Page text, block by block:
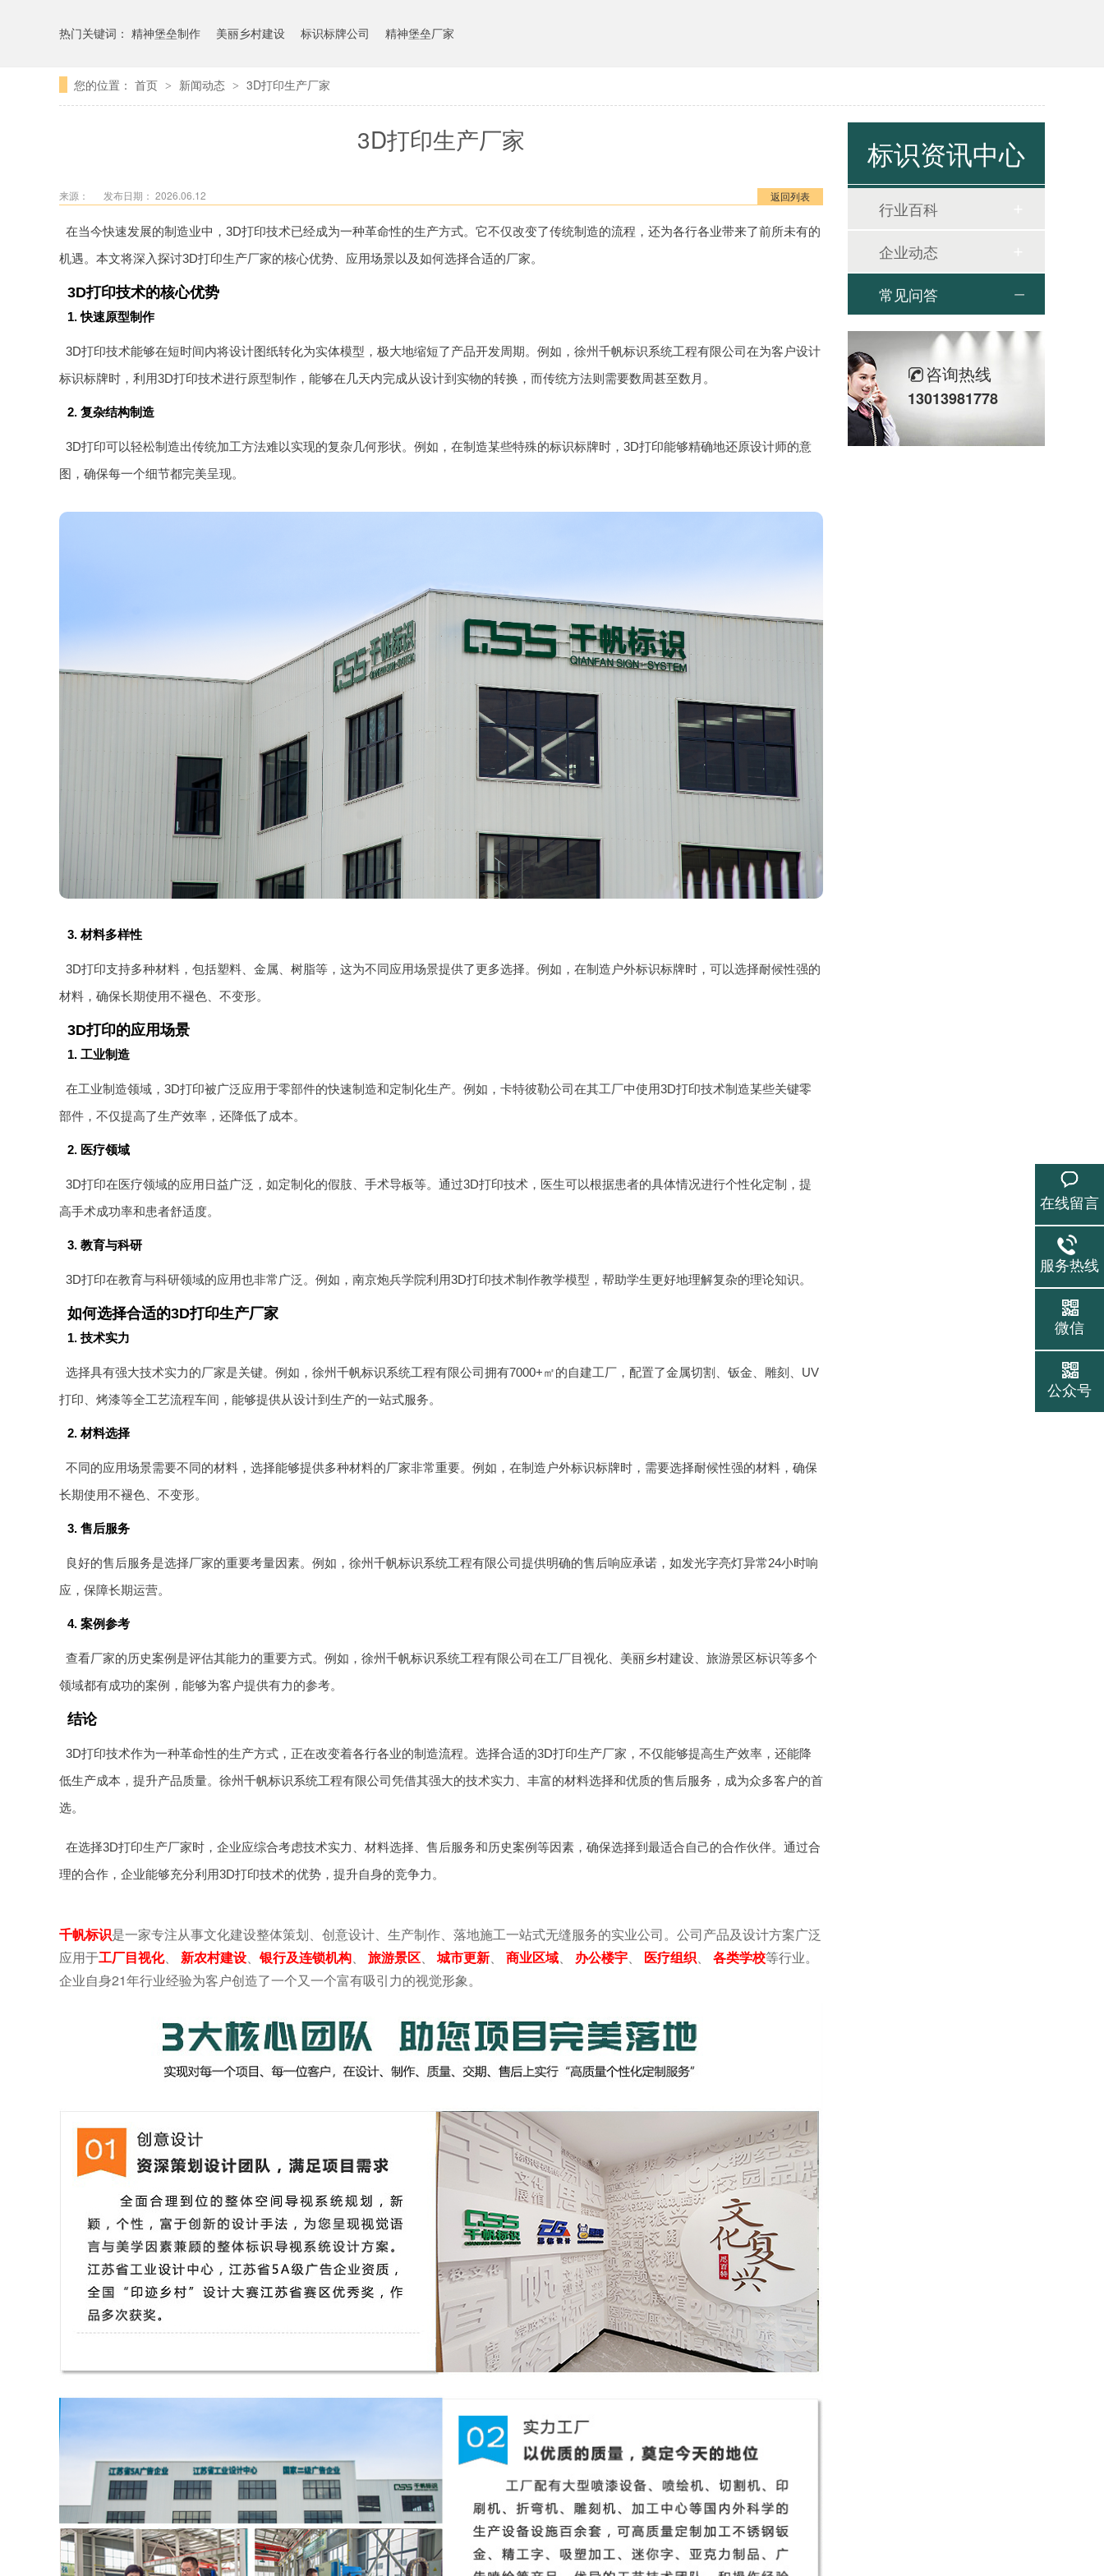
热门关键词： 精神堡垒制作 美丽乡村建设 标识标牌公司 精神堡垒厂家
您的位置： 首页 > 新闻动态 > 3D打印生产厂家
3D打印生产厂家
返回列表
来源： 发布日期： 2026.06.12
在当今快速发展的制造业中，3D打印技术已经成为一种革命性的生产方式。它不仅改变了传统制造的流程，还为各行各业带来了前所未有的
机遇。本文将深入探讨3D打印生产厂家的核心优势、应用场景以及如何选择合适的厂家。
3D打印技术的核心优势
1. 快速原型制作
3D打印技术能够在短时间内将设计图纸转化为实体模型，极大地缩短了产品开发周期。例如，徐州千帆标识系统工程有限公司在为客户设计
标识标牌时，利用3D打印技术进行原型制作，能够在几天内完成从设计到实物的转换，而传统方法则需要数周甚至数月。
2. 复杂结构制造
3D打印可以轻松制造出传统加工方法难以实现的复杂几何形状。例如，在制造某些特殊的标识标牌时，3D打印能够精确地还原设计师的意
图，确保每一个细节都完美呈现。
3. 材料多样性
3D打印支持多种材料，包括塑料、金属、树脂等，这为不同应用场景提供了更多选择。例如，在制造户外标识标牌时，可以选择耐候性强的
材料，确保长期使用不褪色、不变形。
3D打印的应用场景
1. 工业制造
在工业制造领域，3D打印被广泛应用于零部件的快速制造和定制化生产。例如，卡特彼勒公司在其工厂中使用3D打印技术制造某些关键零
部件，不仅提高了生产效率，还降低了成本。
2. 医疗领域
3D打印在医疗领域的应用日益广泛，如定制化的假肢、手术导板等。通过3D打印技术，医生可以根据患者的具体情况进行个性化定制，提
高手术成功率和患者舒适度。
3. 教育与科研
3D打印在教育与科研领域的应用也非常广泛。例如，南京炮兵学院利用3D打印技术制作教学模型，帮助学生更好地理解复杂的理论知识。
如何选择合适的3D打印生产厂家
1. 技术实力
选择具有强大技术实力的厂家是关键。例如，徐州千帆标识系统工程有限公司拥有7000+㎡的自建工厂，配置了金属切割、钣金、雕刻、UV
打印、烤漆等全工艺流程车间，能够提供从设计到生产的一站式服务。
2. 材料选择
不同的应用场景需要不同的材料，选择能够提供多种材料的厂家非常重要。例如，在制造户外标识标牌时，需要选择耐候性强的材料，确保
长期使用不褪色、不变形。
3. 售后服务
良好的售后服务是选择厂家的重要考量因素。例如，徐州千帆标识系统工程有限公司提供明确的售后响应承诺，如发光字亮灯异常24小时响
应，保障长期运营。
4. 案例参考
查看厂家的历史案例是评估其能力的重要方式。例如，徐州千帆标识系统工程有限公司在工厂目视化、美丽乡村建设、旅游景区标识等多个
领域都有成功的案例，能够为客户提供有力的参考。
结论
3D打印技术作为一种革命性的生产方式，正在改变着各行各业的制造流程。选择合适的3D打印生产厂家，不仅能够提高生产效率，还能降
低生产成本，提升产品质量。徐州千帆标识系统工程有限公司凭借其强大的技术实力、丰富的材料选择和优质的售后服务，成为众多客户的首
选。
在选择3D打印生产厂家时，企业应综合考虑技术实力、材料选择、售后服务和历史案例等因素，确保选择到最适合自己的合作伙伴。通过合
理的合作，企业能够充分利用3D打印技术的优势，提升自身的竞争力。
千帆标识是一家专注从事文化建设整体策划、创意设计、生产制作、落地施工一站式无缝服务的实业公司。公司产品及设计方案广泛
应用于工厂目视化、 新农村建设、银行及连锁机构、 旅游景区、 城市更新、 商业区域、 办公楼宇、 医疗组织、 各类学校等行业。
企业自身21年行业经验为客户创造了一个又一个富有吸引力的视觉形象。
标识资讯中心
行业百科
企业动态
常见问答
咨询热线
13013981778
在线留言
服务热线
微信
公众号